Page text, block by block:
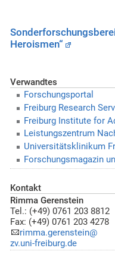
Heroismen“
Verwandtes
Forschungsportal
Freiburg Research
Freiburg Institute for
Leistungszentrum
Universitätsklinikum
Forschungsmagazin
Kontakt
Rimma Gerenstein
Tel.: (+49) 0761 203 8812
Fax: (+49) 0761 203 4278
rimma.gerenstein@
zv.uni-freiburg.de